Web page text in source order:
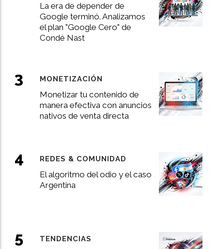
La era de depender de
Google terminó. Analizamos
el plan "Google Cero" de
Condé Nast
Monetizar tu contenido de
manera efectiva con anuncios
nativos de venta directa
MONETIZACIÓN
El algoritmo del odio y el caso
Argentina
REDES & COMUNIDAD
TENDENCIAS